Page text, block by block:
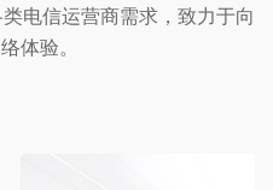
电信运营商需求，致力于向
体验。